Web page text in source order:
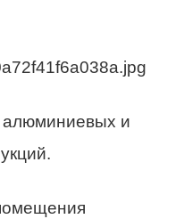
алюминиевых и